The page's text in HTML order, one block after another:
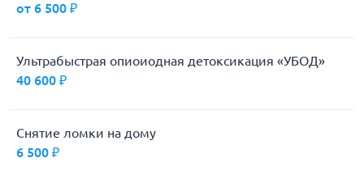
от 6 500 ₽
Ультрабыстрая опиоиодная детоксикация «УБОД»
40 600 ₽
Снятие ломки на дому
6 500 ₽